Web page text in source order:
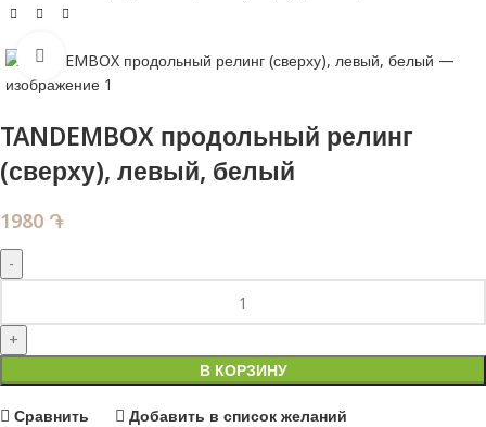
Нажмите, чтобы увеличить
TANDEMBOX продольный релинг
(сверху), левый, белый
1980 ֏
В КОРЗИНУ
Сравнить Добавить в список желаний